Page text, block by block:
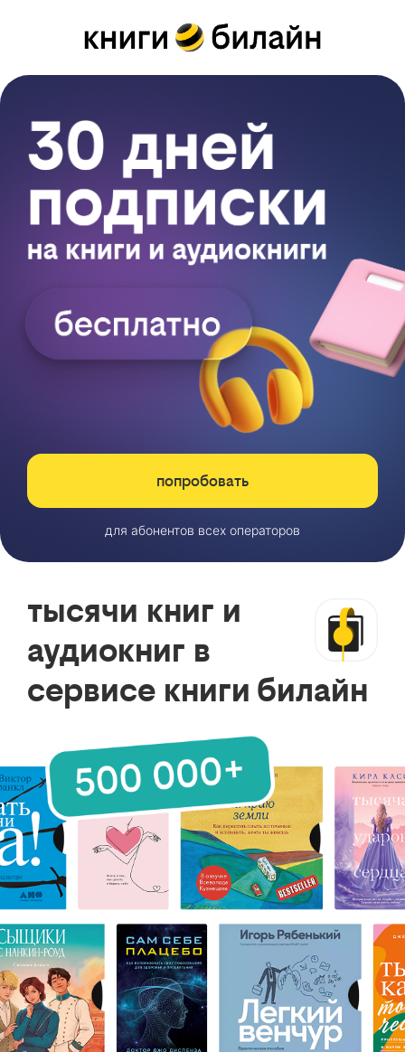
попробовать
для абонентов всех операторов
тысячи книг и
аудиокниг в
сервисе книги билайн